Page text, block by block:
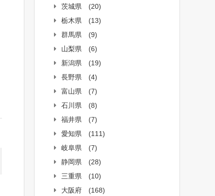
茨城県
(20)
栃木県
(13)
群馬県
(9)
山梨県
(6)
新潟県
(19)
長野県
(4)
富山県
(7)
石川県
(8)
福井県
(7)
愛知県
(111)
岐阜県
(7)
静岡県
(28)
三重県
(10)
大阪府
(168)